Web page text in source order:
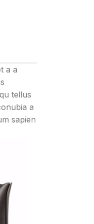
a a
tellus
a
sapien